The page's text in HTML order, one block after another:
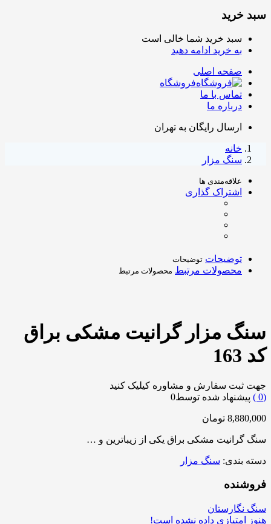
سبد خرید
سبد خرید شما خالی است
به خرید ادامه دهید
صفحه اصلی
فروشگاه
تماس با ما
درباره ما
ارسال رایگان به تهران
خانه
سنگ مزار
علاقه‌مندی ها
اشتراک گذاری
توضیحات توضیحات
محصولات مرتبط محصولات مرتبط
سنگ مزار گرانیت مشکی براق
کد 163
جهت ثبت سفارش و مشاوره کیلیک کنید
0
) پیشنهاد شده توسط0
8,880,000 تومان
سنگ گرانیت مشکی براق یکی از زیباترین و …
دسته بندی: سنگ مزار
فروشنده
سنگ نگارستان
هنوز امتیازی داده نشده است!